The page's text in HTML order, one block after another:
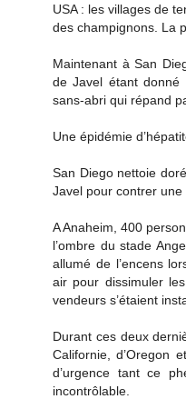
USA : les villages de
des champignons. La
Maintenant à San
de Javel étant
sans-abri qui répand
Une épidémie
San Diego nettoie
Javel pour contrer une
A Anaheim, 400
l’ombre du stade
allumé de l’encens
air pour dissimuler
vendeurs s’étaient
Durant ces deux
Californie, d’Oregon
d’urgence tant ce
incontrôlable.